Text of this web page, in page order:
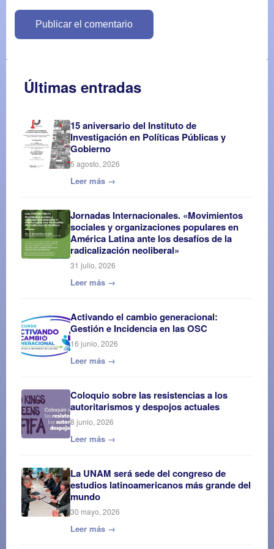
Últimas entradas
15 aniversario del Instituto de
Investigación en Políticas Públicas y
Gobierno
5 agosto, 2026
Leer más →
Jornadas Internacionales. «Movimientos
sociales y organizaciones populares en
América Latina ante los desafíos de la
radicalización neoliberal»
31 julio, 2026
Leer más →
Activando el cambio generacional:
Gestión e Incidencia en las OSC
16 junio, 2026
Leer más →
Coloquio sobre las resistencias a los
autoritarismos y despojos actuales
8 junio, 2026
Leer más →
La UNAM será sede del congreso de
estudios latinoamericanos más grande del
mundo
30 mayo, 2026
Leer más →